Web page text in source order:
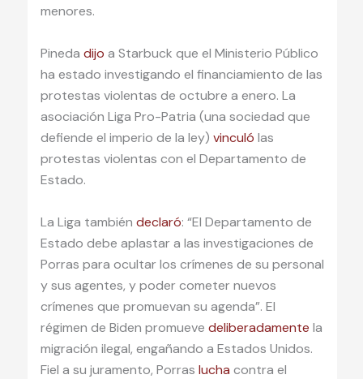
menores.
Pineda dijo a Starbuck que el Ministerio Público
ha estado investigando el financiamiento de las
protestas violentas de octubre a enero. La
asociación Liga Pro-Patria (una sociedad que
defiende el imperio de la ley) vinculó las
protestas violentas con el Departamento de
Estado.
La Liga también declaró: “El Departamento de
Estado debe aplastar a las investigaciones de
Porras para ocultar los crímenes de su personal
y sus agentes, y poder cometer nuevos
crímenes que promuevan su agenda”. El
régimen de Biden promueve deliberadamente la
migración ilegal, engañando a Estados Unidos.
Fiel a su juramento, Porras lucha contra el